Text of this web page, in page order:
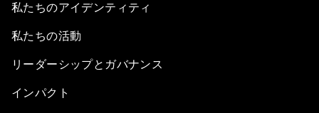
私たちのアイデンティティ
私たちの活動
リーダーシップとガバナンス
インパクト